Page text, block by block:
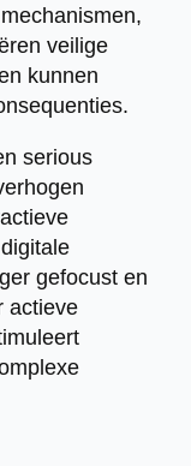
veilige
kunnen
serious
gefocust en
actieve